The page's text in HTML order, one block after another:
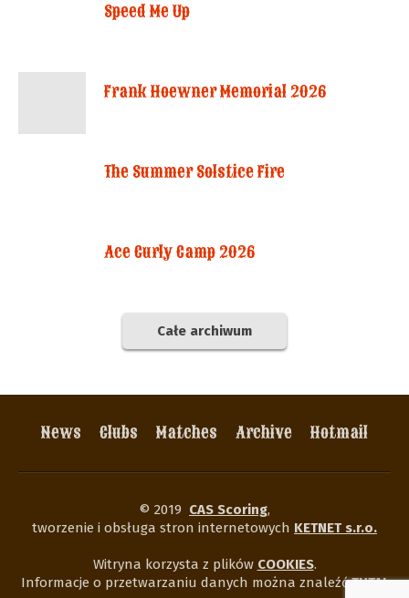
Speed Me Up
Frank Hoewner Memorial 2026
The Summer Solstice Fire
Ace Curly Camp 2026
Całe archiwum
News Clubs Matches Archive Hotmail
© 2019 CAS Scoring,
tworzenie i obsługa stron internetowych KETNET s.r.o.
Witryna korzysta z plików COOKIES.
Informacje o przetwarzaniu danych można znaleźćTUTAJ.